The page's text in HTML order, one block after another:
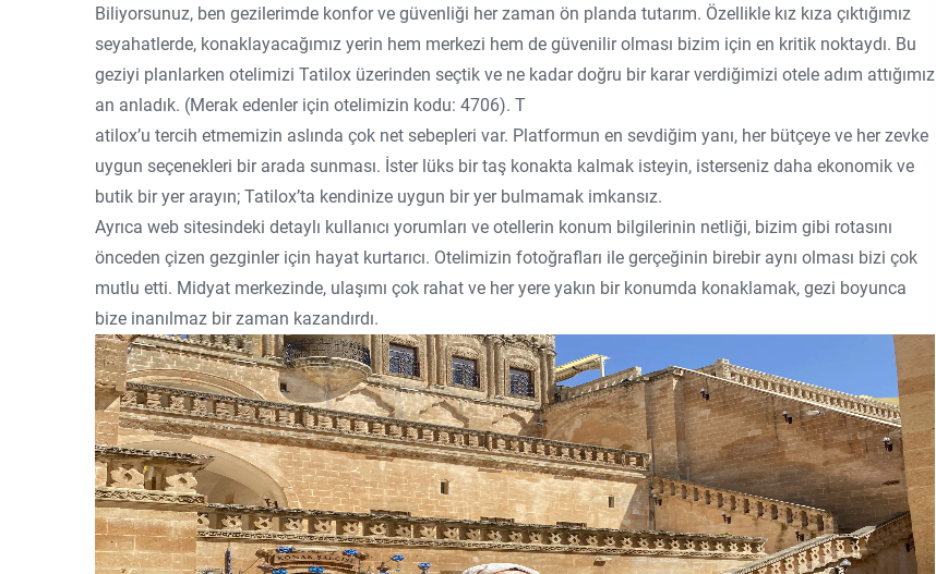
Biliyorsunuz, ben gezilerimde konfor ve güvenliği her zaman ön planda tutarım. Özellikle kız kıza çıktığımız
seyahatlerde, konaklayacağımız yerin hem merkezi hem de güvenilir olması bizim için en kritik noktaydı. Bu
geziyi planlarken otelimizi Tatilox üzerinden seçtik ve ne kadar doğru bir karar verdiğimizi otele adım attığımız
an anladık. (Merak edenler için otelimizin kodu: 4706). T
atilox’u tercih etmemizin aslında çok net sebepleri var. Platformun en sevdiğim yanı, her bütçeye ve her zevke
uygun seçenekleri bir arada sunması. İster lüks bir taş konakta kalmak isteyin, isterseniz daha ekonomik ve
butik bir yer arayın; Tatilox’ta kendinize uygun bir yer bulmamak imkansız.
Ayrıca web sitesindeki detaylı kullanıcı yorumları ve otellerin konum bilgilerinin netliği, bizim gibi rotasını
önceden çizen gezginler için hayat kurtarıcı. Otelimizin fotoğrafları ile gerçeğinin birebir aynı olması bizi çok
mutlu etti. Midyat merkezinde, ulaşımı çok rahat ve her yere yakın bir konumda konaklamak, gezi boyunca
bize inanılmaz bir zaman kazandırdı.